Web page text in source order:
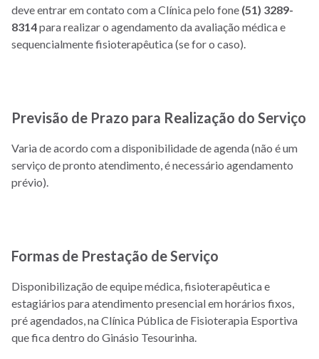
deve entrar em contato com a Clínica pelo fone (51) 3289-
8314para realizar o agendamento da avaliação médica e
sequencialmente fisioterapêutica (se for o caso).
Previsão de Prazo para Realização do Serviço
Varia de acordo com a disponibilidade de agenda (não é um
serviço de pronto atendimento, é necessário agendamento
prévio).
Formas de Prestação de Serviço
Disponibilização de equipe médica, fisioterapêutica e
estagiários para atendimento presencial em horários fixos,
pré agendados, na Clínica Pública de Fisioterapia Esportiva
que fica dentro do Ginásio Tesourinha.